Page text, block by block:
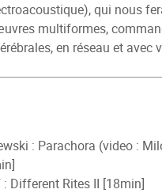
qui nous
multiformes,
en réseau et avec
: Parachora (video :
Different Rites II [18min]